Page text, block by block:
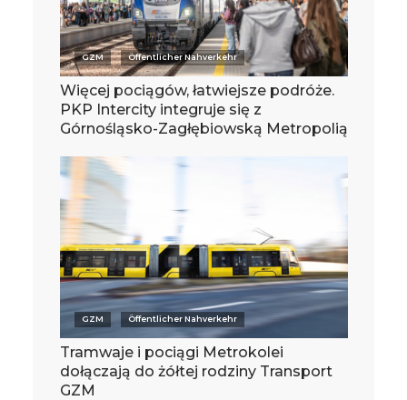
GZM Öffentlicher Nahverkehr
Więcej pociągów, łatwiejsze podróże.
PKP Intercity integruje się z
Górnośląsko-Zagłębiowską Metropolią
GZM Öffentlicher Nahverkehr
Tramwaje i pociągi Metrokolei
dołączają do żółtej rodziny Transport
GZM